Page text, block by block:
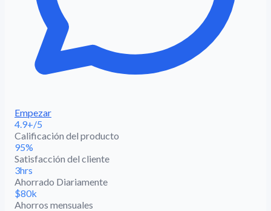
Empezar
4.9+/5
Calificación del producto
95%
Satisfacción del cliente
3hrs
Ahorrado Diariamente
$80k
Ahorros mensuales